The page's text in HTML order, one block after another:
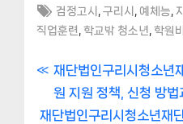
Tags:
검정고시 ,구리시 예체능
직업훈련 학교밖 청소년 학원
글
내
P
r
e
재단법인구리시청소년
원 지원 정책, 신청 방법
N
재단법인구리시청소년재